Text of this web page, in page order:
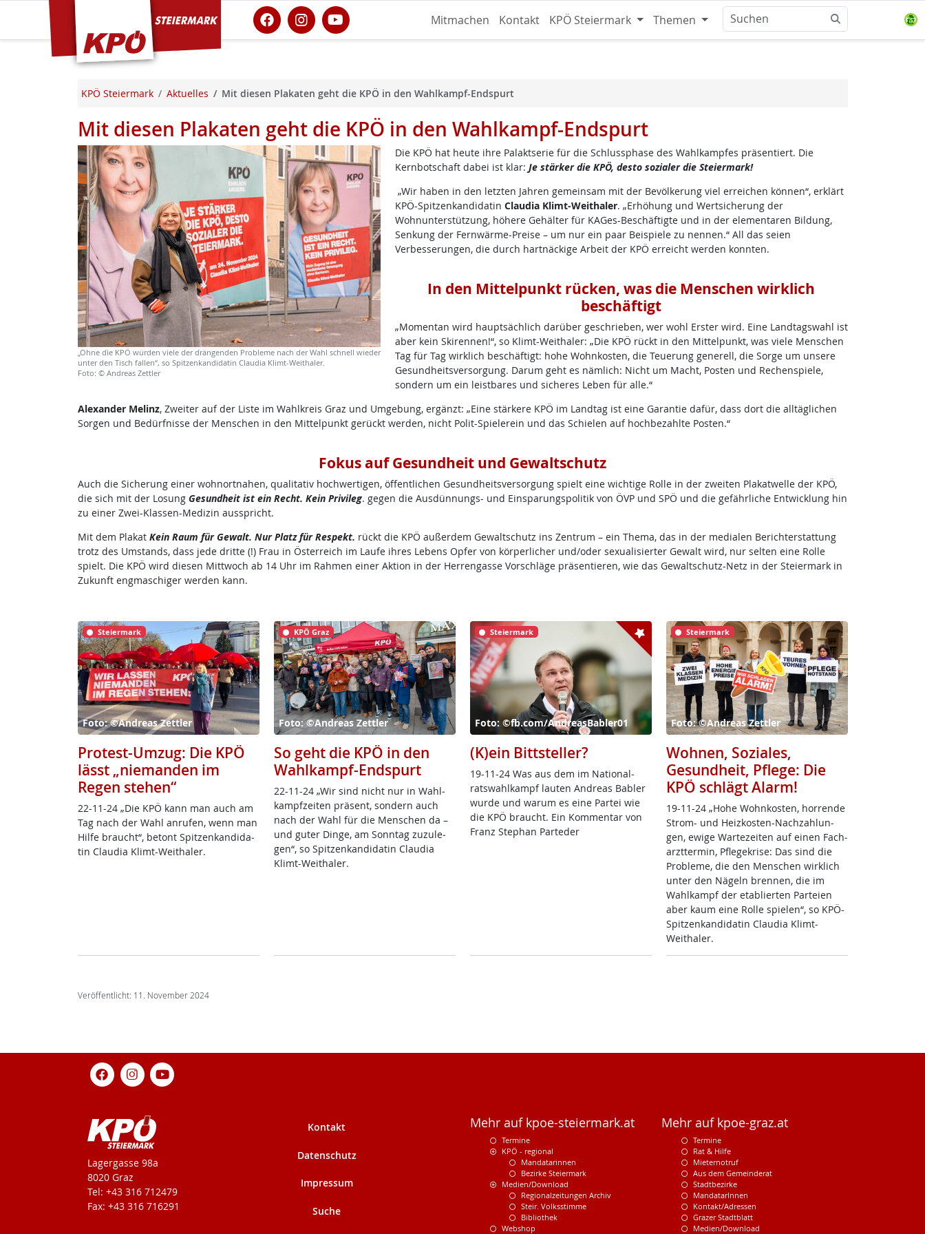
KPÖ Steiermark Mitmachen Kontakt KPÖ Steiermark Themen
KPÖ Steiermark Aktuelles Mit diesen Plakaten geht die KPÖ in den Wahlkampf-Endspurt
Mit diesen Plakaten geht die KPÖ in den Wahlkampf-Endspurt
„Ohne die KPÖ würden viele der drängenden Probleme nach der Wahl schnell wieder
unter den Tisch fallen“, so Spitzenkandidatin Claudia Klimt-Weithaler.
Foto: © Andreas Zettler
Die KPÖ hat heute ihre Palaktserie für die Schlussphase des Wahlkampfes präsentiert. Die
Kernbotschaft dabei ist klar: Je stärker die KPÖ, desto sozialer die Steiermark!
„Wir haben in den letzten Jahren gemeinsam mit der Bevölkerung viel erreichen können“, erklärt
KPÖ-Spitzenkandidatin Claudia Klimt-Weithaler. „Erhöhung und Wertsicherung der
Wohnunterstützung, höhere Gehälter für KAGes-Beschäftigte und in der elementaren Bildung,
Senkung der Fernwärme-Preise – um nur ein paar Beispiele zu nennen.“ All das seien
Verbesserungen, die durch hartnäckige Arbeit der KPÖ erreicht werden konnten.
In den Mittelpunkt rücken, was die Menschen wirklich
beschäftigt
„Momentan wird hauptsächlich darüber geschrieben, wer wohl Erster wird. Eine Landtagswahl ist
aber kein Skirennen!“, so Klimt-Weithaler: „Die KPÖ rückt in den Mittelpunkt, was viele Menschen
Tag für Tag wirklich beschäftigt: hohe Wohnkosten, die Teuerung generell, die Sorge um unsere
Gesundheitsversorgung. Darum geht es nämlich: Nicht um Macht, Posten und Rechenspiele,
sondern um ein leistbares und sicheres Leben für alle.“
Alexander Melinz, Zweiter auf der Liste im Wahlkreis Graz und Umgebung, ergänzt: „Eine stärkere KPÖ im Landtag ist eine Garantie dafür, dass dort die alltäglichen
Sorgen und Bedürfnisse der Menschen in den Mittelpunkt gerückt werden, nicht Polit-Spielerein und das Schielen auf hochbezahlte Posten.“
Fokus auf Gesundheit und Gewaltschutz
Auch die Sicherung einer wohnortnahen, qualitativ hochwertigen, öffentlichen Gesundheitsversorgung spielt eine wichtige Rolle in der zweiten Plakatwelle der KPÖ,
die sich mit der Losung Gesundheit ist ein Recht. Kein Privileg. gegen die Ausdünnungs- und Einsparungspolitik von ÖVP und SPÖ und die gefährliche Entwicklung hin
zu einer Zwei-Klassen-Medizin ausspricht.
Mit dem Plakat Kein Raum für Gewalt. Nur Platz für Respekt. rückt die KPÖ außerdem Gewaltschutz ins Zentrum – ein Thema, das in der medialen Berichterstattung
trotz des Umstands, dass jede dritte (!) Frau in Österreich im Laufe ihres Lebens Opfer von körperlicher und/oder sexualisierter Gewalt wird, nur selten eine Rolle
spielt. Die KPÖ wird diesen Mittwoch ab 14 Uhr im Rahmen einer Aktion in der Herrengasse Vorschläge präsentieren, wie das Gewaltschutz-Netz in der Steiermark in
Zukunft engmaschiger werden kann.
Steiermark
Foto: ©Andreas Zettler
Protest-Umzug: Die KPÖ
lässt „niemanden im
Regen stehen“
22-11-24 „Die KPÖ kann man auch am
Tag nach der Wahl an­ru­fen, wenn man
Hil­fe brauch­t“, be­tont Spit­zen­kan­di­da­
tin Clau­dia Klimt-Weitha­ler.
KPÖ Graz
Foto: ©Andreas Zettler
So geht die KPÖ in den
Wahlkampf-Endspurt
22-11-24 „Wir sind nicht nur in Wahl­
kampf­zei­ten prä­sent, son­dern auch
nach der Wahl für die Men­schen da –
und gu­ter Din­ge, am Sonn­tag zu­zu­le­
gen“, so Spit­zen­kan­di­da­tin Clau­dia
Klimt-Weitha­ler.
Steiermark
Foto: ©fb.com/AndreasBabler01
(K)ein Bittsteller?
19-11-24 Was aus dem im Na­tio­nal­
rats­wahl­kampf lau­ten And­reas Bab­ler
wur­de und warum es ei­ne Par­tei wie
die KPÖ braucht. Ein Kom­men­tar von
Franz Ste­phan Par­te­der
Steiermark
Foto: ©Andreas Zettler
Wohnen, Soziales,
Gesundheit, Pflege: Die
KPÖ schlägt Alarm!
19-11-24 „Ho­he Wohn­kos­ten, hor­ren­de
Strom- und Heiz­kos­ten-Nach­zah­lun­
gen, ewi­ge War­te­zei­ten auf ei­nen Fach­
arzt­ter­min, Pf­le­ge­kri­se: Das sind die
Pro­b­le­me, die den Men­schen wir­k­lich
un­ter den Nä­geln bren­nen, die im
Wahl­kampf der eta­b­lier­ten Par­tei­en
aber kaum ei­ne Rol­le spie­len“, so KPÖ-
Spit­zen­kan­di­da­tin Clau­dia Klimt-
Weitha­ler.
Veröffentlicht: 11. November 2024
KPÖ-Steiermark
Lagergasse 98a
8020 Graz
Tel: +43 316 712479
Fax: +43 316 716291
Kontakt
Datenschutz
Impressum
Suche
Mehr auf kpoe-steiermark.at
Termine
KPÖ - regional
Mandatarinnen
Bezirke Steiermark
Medien/Download
Regionalzeitungen Archiv
Steir. Volksstimme
Bibliothek
Webshop
Mehr auf kpoe-graz.at
Termine
Rat & Hilfe
Mieternotruf
Aus dem Gemeinderat
Stadtbezirke
MandatarInnen
Kontakt/Adressen
Grazer Stadtblatt
Medien/Download